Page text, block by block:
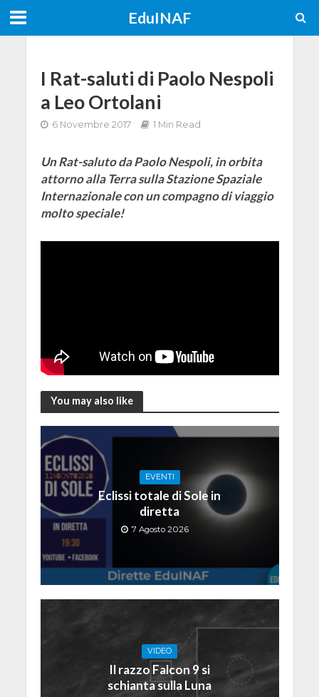
EduINAF
I Rat-saluti di Paolo Nespoli
a Leo Ortolani
6 Novembre 2017 1 Min Read
Un Rat-saluto da Paolo Nespoli, in orbita
attorno alla Terra sulla Stazione Spaziale
Internazionale con un compagno di viaggio
molto speciale!
You may also like
EVENTI
Eclissi totale di Sole in
diretta
7 Agosto 2026
VIDEO
Il razzo Falcon 9 si
schianta sulla Luna